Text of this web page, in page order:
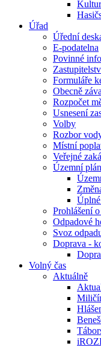
Úřad
Úřední
E-podatelna
Povinné
Formuláře
Obecně
Rozpočet
Usnesení
Volby
Rozbor
Místní
Veřejné
Územní plán
Prohlášení
Odpadové
Svoz
Doprava -
Volný čas
Aktuálně